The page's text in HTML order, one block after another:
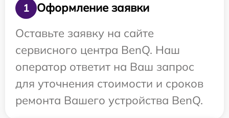
1
Оформление заявки
Оставьте заявку на сайте
сервисного центра BenQ. Наш
оператор ответит на Ваш запрос
для уточнения стоимости и сроков
ремонта Вашего устройства BenQ.